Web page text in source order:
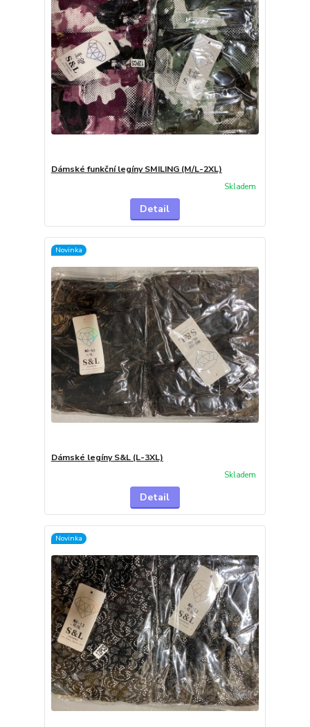
Dámské funkční legíny SMILING (M/L-2XL)
Skladem
Detail
Novinka
Dámské legíny S&L (L-3XL)
Skladem
Detail
Novinka